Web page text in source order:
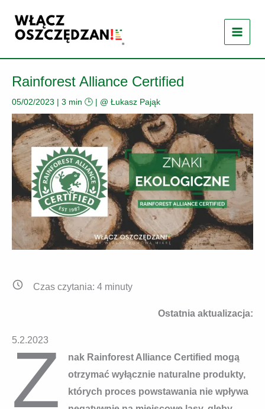
treści
Rainforest Alliance Certified
05/02/2023 | 3 min 🕒 | @ Łukasz Pająk
Czas czytania: 4 minuty
Ostatnia aktualizacja:
5.2.2023
Z
nak Rainforest Alliance Certified mogą
otrzymać wyłącznie naturalne produkty,
których proces powstawania nie wpływa